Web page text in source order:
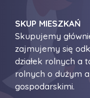
SKUP MIESZKAŃ
Skupujemy
zajmujemy się
działek rolnych a
rolnych o dużym
gospodarskimi.